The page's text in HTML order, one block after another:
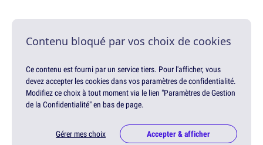
Contenu bloqué par vos choix de cookies
Ce contenu est fourni par un service tiers. Pour l'afficher, vous
devez accepter les cookies dans vos paramètres de confidentialité.
Modifiez ce choix à tout moment via le lien "Paramètres de Gestion
de la Confidentialité" en bas de page.
Gérer mes choix Accepter & afficher